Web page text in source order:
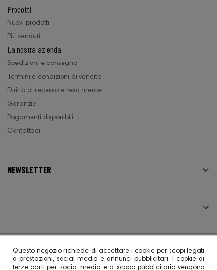
Prodotti
Nuovi prodotti
Più venduti
La nostra azienda
Spedizioni e consegna
Termini e condizioni di vendita
Diritto di recesso e reso merce
Garanzie
Pagamenti disponibili
Contattaci
NEWSLETTER 

Questo negozio richiede di accettare i cookie per scopi legati
a prestazioni, social media e annunci pubblicitari. I cookie di
terze parti per social media e a scopo pubblicitario vengono